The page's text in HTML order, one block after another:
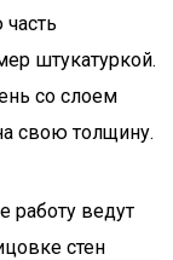
штукатуркой.
со слоем
свою толщину.
работу ведут
стен